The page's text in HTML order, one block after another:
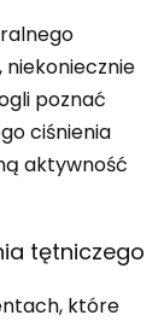
poznać
ciśnienia
aktywność
tętniczego
które